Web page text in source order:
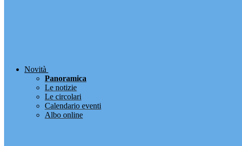
Novità
Panoramica
Le notizie
Le circolari
Calendario eventi
Albo online